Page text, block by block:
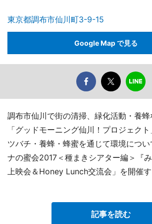
東京都調布市仙川町3-9-15
Google Map で見る
調布市仙川で街の清掃、緑化活動・養
「グッドモーニング仙川！プロジェク
ツバチ・養蜂・蜂蜜を通じて環境につい
ナの蜜会2017＜種まきシアター編＞『み
上映会＆Honey Lunch交流会」を開催す
記事を読む